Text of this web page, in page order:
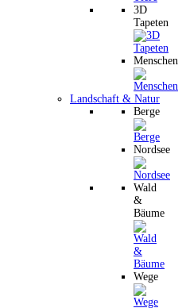
3D
Tapeten
Menschen
Landschaft & Natur
Berge
Nordsee
Wald
&
Bäume
Wege